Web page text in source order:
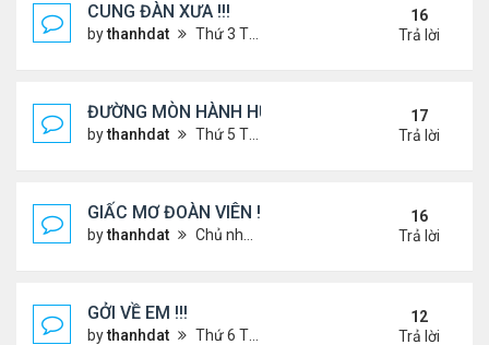
CUNG ĐÀN XƯA !!!
bythanhdat Thứ 3 Tháng 7 23, 2024 3:22 pm
16
Trả lời
ĐƯỜNG MÒN HÀNH HƯƠNG !!!
bythanhdat Thứ 5 Tháng 3 20, 2025 5:00 pm
17
Trả lời
GIẤC MƠ ĐOÀN VIÊN !!!
bythanhdat Chủ nhật Tháng 7 14, 2024 10:46 am
16
Trả lời
GỞI VỀ EM !!!
bythanhdat Thứ 6 Tháng 7 19, 2024 5:22 pm
12
Trả lời